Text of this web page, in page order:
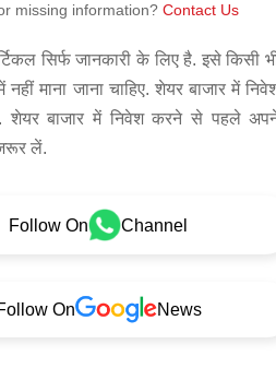
missing information? Contact Us
सिर्फ जानकारी के लिए है. इसे किसी
माना जाना चाहिए. शेयर बाजार में
शेयर बाजार में निवेश करने से पहले अपने
लें.
Follow On Channel
On News